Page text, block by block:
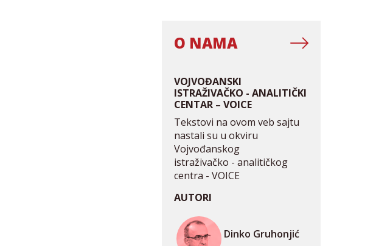
O NAMA
VOJVOĐANSKI
ISTRAŽIVAČKO - ANALITIČKI
CENTAR – VOICE
Tekstovi na ovom veb sajtu
nastali su u okviru
Vojvođanskog
istraživačko - analitičkog
centra - VOICE
AUTORI
Dinko Gruhonjić